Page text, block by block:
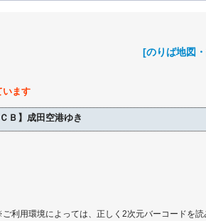
[のりば地図
います
ＣＢ】成田空港ゆき
利用環境によっては、正しく2次元バーコードを読